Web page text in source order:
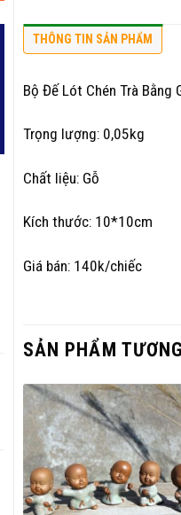
THÔNG TIN SẢN PHẨM
Bộ Đế Lót Chén Trà Bằng
Trọng lượng: 0,05kg
Chất liệu: Gỗ
Kích thước: 10*10cm
Giá bán: 140k/chiếc
SẢN PHẨM